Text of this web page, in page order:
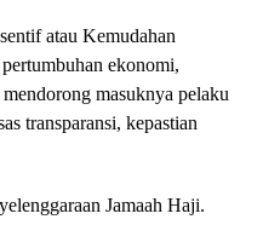
atau Kemudahan
ekonomi,
masuknya pelaku
transparansi, kepastian
Jamaah Haji.